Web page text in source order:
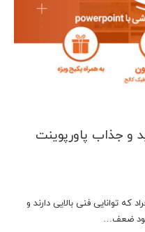
و جذاب پاورپوینت
که توانایی فنی بالایی دارند و
خود ضعف…